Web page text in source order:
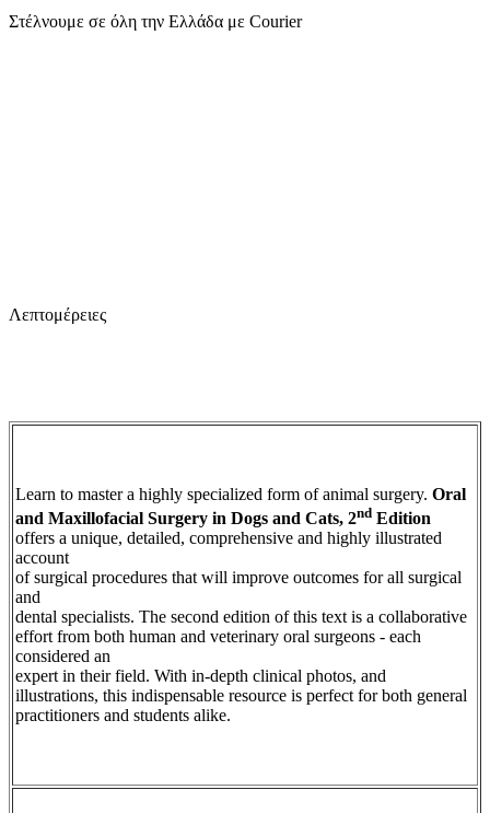
Λεπτομέρειες
Learn to master a highly specialized form of animal surgery. Oral
and Maxillofacial Surgery in Dogs and Cats, 2nd Edition
offers a unique, detailed, comprehensive and highly illustrated
account
of surgical procedures that will improve outcomes for all surgical
and
dental specialists. The second edition of this text is a collaborative
effort from both human and veterinary oral surgeons - each
considered an
expert in their field. With in-depth clinical photos, and
illustrations, this indispensable resource is perfect for both general
practitioners and students alike.